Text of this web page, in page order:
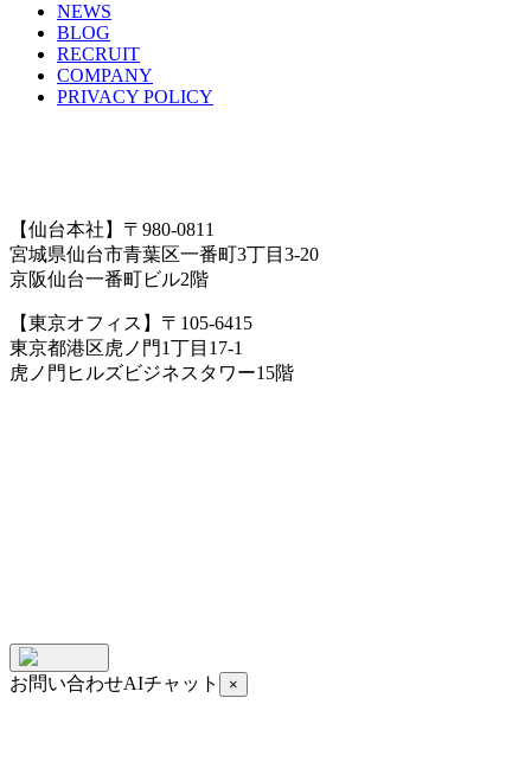
NEWS
BLOG
RECRUIT
COMPANY
PRIVACY POLICY
【仙台本社 】〒 980-0811
宮城県仙台市青葉区一番町3丁目3-20
京阪仙台一番町ビル2階
【東京オフィス 】〒 105-6415
東京都港区虎ノ門1丁目17-1
虎ノ門ヒルズビジネスタワー15階
お問い合わせAIチャット ×